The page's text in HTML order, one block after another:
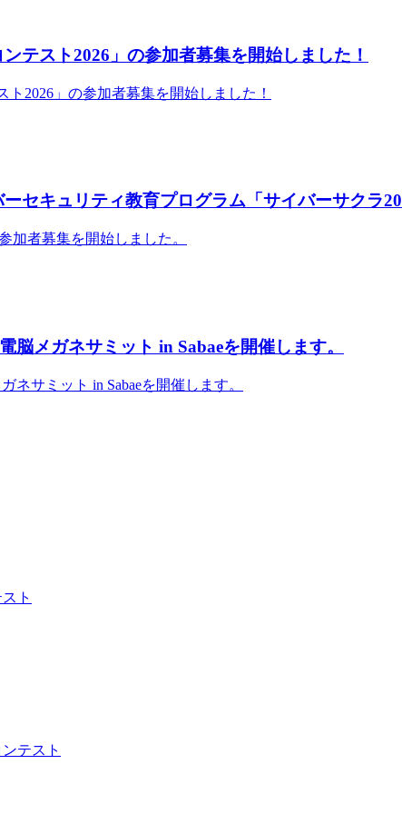
テスト2026」の参加者募集を開始しました！
ト2026」の参加者募集を開始しました！
セキュリティ教育プログラム「サイバーサクラ
加者募集を開始しました。
脳メガネサミット in Sabaeを開催します。
ネサミット in Sabaeを開催します。
ト
テスト